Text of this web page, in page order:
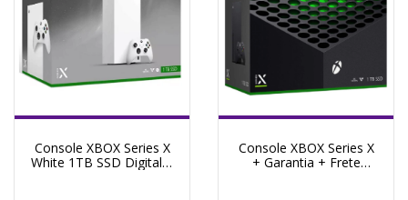
Console XBOX Series X
White 1TB SSD Digital +
Console XBOX Series X
+ Garantia + Frete